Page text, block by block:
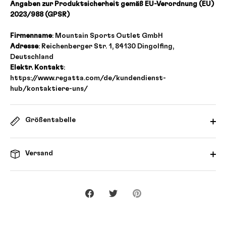
Angaben zur Produktsicherheit gemäß EU-Verordnung (EU)
2023/988 (GPSR)
Firmenname: Mountain Sports Outlet GmbH
Adresse: Reichenberger Str. 1, 84130 Dingolfing,
Deutschland
Elektr. Kontakt:
https://www.regatta.com/de/kundendienst-
hub/kontaktiere-uns/
Größentabelle
Versand
Teilen TwitternPinnen